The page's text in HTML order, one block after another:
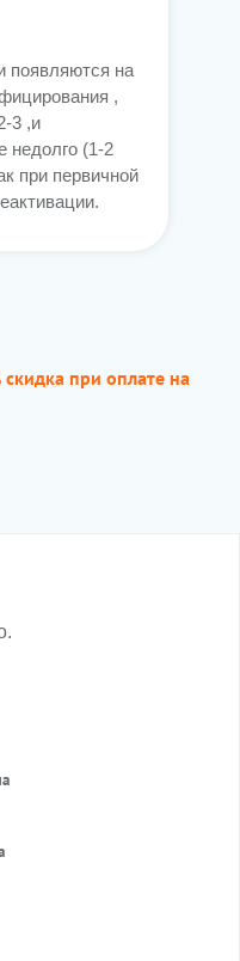
появляются на
,
3 ,и
недолго (1-2
при первичной
скидка при оплате на